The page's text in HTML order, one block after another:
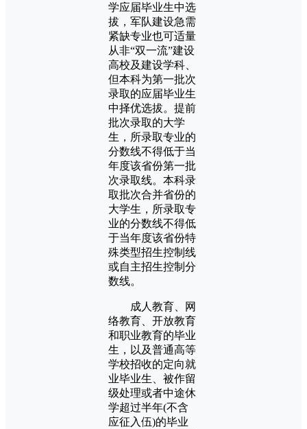
学应届毕业生中选
拔，军队建设急需
紧缺专业也可适量
从非“双一流”建设
高校及建设学科、
但本科为第一批次
录取的应届毕业生
中择优选拔。提前
批次录取的大学
生，所录取专业的
分数线不得低于当
年度该省份第一批
次录取线。本科录
取批次合并省份的
大学生，所录取专
业的分数线不得低
于当年度该省份特
殊类型招生控制线
或自主招生控制分
数线。
成人教育、网
络教育、开放教育
和职业教育的毕业
生，以及普通高等
学校招收的定向就
业毕业生、被作留
级处理或者中途休
学超过半年(不含
应征入伍)的毕业